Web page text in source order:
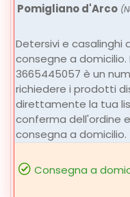
Pomigliano d'Arco
Detersivi e casalinghi
consegne a
3665445057 è un
richiedere i prodotti
direttamente la tua
conferma dell'ordine
consegna a domicilio.
Consegna a